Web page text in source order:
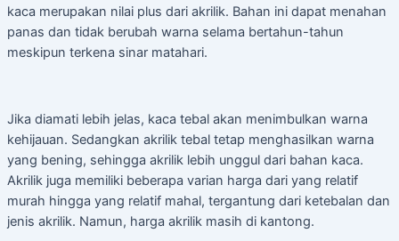
kaca merupakan nilai plus dari akrilik. Bahan ini dapat menahan
panas dan tidak berubah warna selama bertahun-tahun
meskipun terkena sinar matahari.
Jika diamati lebih jelas, kaca tebal akan menimbulkan warna
kehijauan. Sedangkan akrilik tebal tetap menghasilkan warna
yang bening, sehingga akrilik lebih unggul dari bahan kaca.
Akrilik juga memiliki beberapa varian harga dari yang relatif
murah hingga yang relatif mahal, tergantung dari ketebalan dan
jenis akrilik. Namun, harga akrilik masih di kantong.